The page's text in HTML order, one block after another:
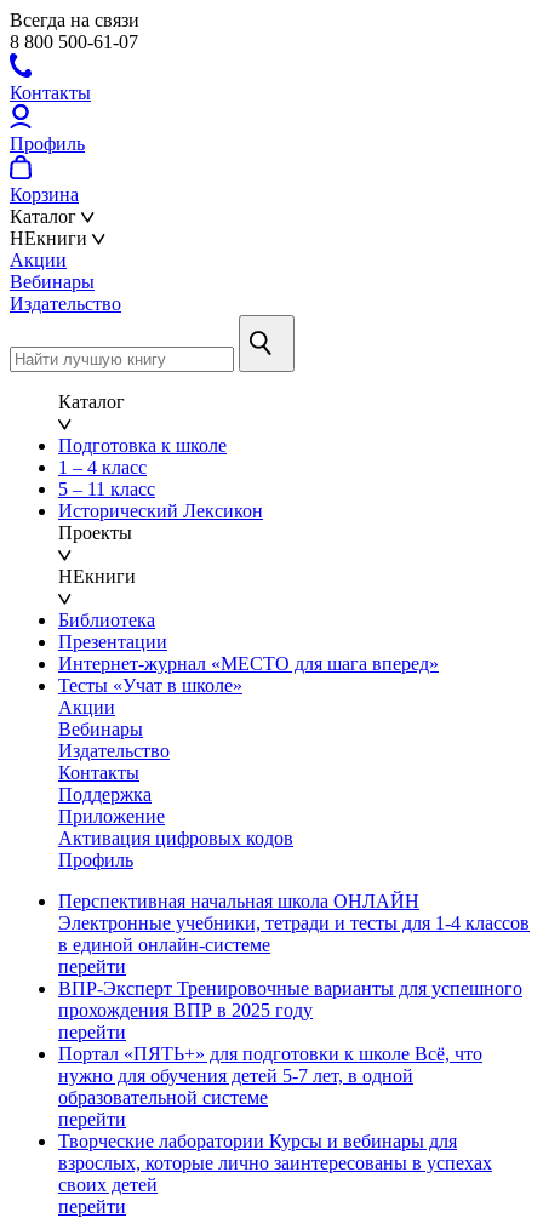
Всегда на связи
8 800 500-61-07
Контакты
Профиль
Корзина
Каталог
НЕкниги
Акции
Вебинары
Издательство
Каталог
Подготовка к школе
1 – 4 класс
5 – 11 класс
Исторический Лексикон
Проекты
НЕкниги
Библиотека
Презентации
Интернет-журнал «МЕСТО для шага вперед»
Тесты «Учат в школе»
Акции
Вебинары
Издательство
Контакты
Поддержка
Приложение
Активация цифровых кодов
Профиль
Перспективная начальная школа ОНЛАЙН
Электронные учебники, тетради и тесты для 1-4 классов
в единой онлайн-системе
перейти
ВПР-Эксперт Тренировочные варианты для успешного
прохождения ВПР в 2025 году
перейти
Портал «ПЯТЬ+» для подготовки к школе Всё, что
нужно для обучения детей 5-7 лет, в одной
образовательной системе
перейти
Творческие лаборатории Курсы и вебинары для
взрослых, которые лично заинтересованы в успехах
своих детей
перейти